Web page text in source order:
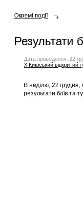
Окремі події
Результати
Дата проведення: 22
X Київський відкритий
В неділю, 22
результати боїв та